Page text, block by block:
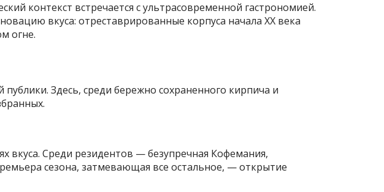
контекст встречается с ультрасовременной гастрономией.
вкуса: отреставрированные корпуса начала XX века
огне.
Здесь, среди бережно сохраненного кирпича и
вкуса. Среди резидентов — безупречная Кофемания,
сезона, затмевающая все остальное, — открытие